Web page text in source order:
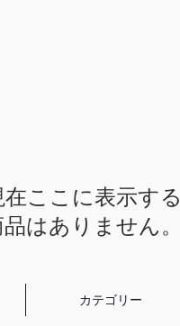
在ここに表示する
はありません。
カテゴリー